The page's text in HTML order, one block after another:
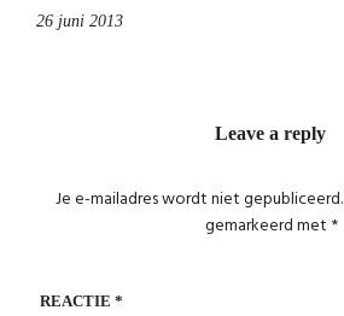
26 juni 2013
Leave a reply
Je e-mailadres wordt niet gepubliceerd.
gemarkeerd met *
REACTIE *